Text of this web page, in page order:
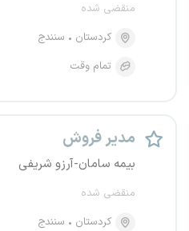
منقضی شده
کردستان
سنندج
تمام وقت
مدیر فروش
بیمه سامان-آرزو شریفی
منقضی شده
کردستان
سنندج